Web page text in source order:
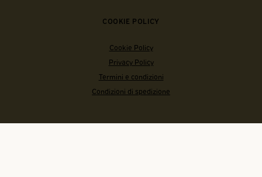
COOKIE POLICY
Cookie Policy
Privacy Policy
Termini e condizioni
Condizioni di spedizione